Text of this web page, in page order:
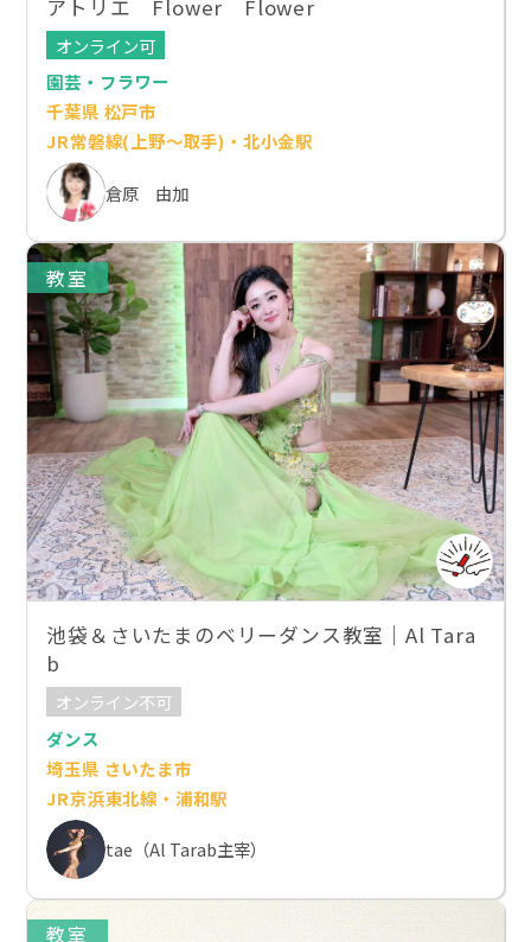
アトリエ Flower Flower
オンライン可
園芸・フラワー
千葉県 松戸市
JR常磐線(上野～取手)・北小金駅
倉原 由加
教室
池袋＆さいたまのベリーダンス教室｜Al Tara
b
オンライン不可
ダンス
埼玉県 さいたま市
JR京浜東北線・浦和駅
tae（Al Tarab主宰）
教室